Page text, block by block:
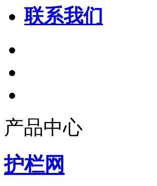
联系我们
产品中心
护栏网